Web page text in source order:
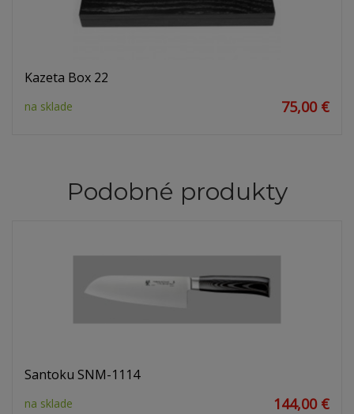
Kazeta Box 22
na sklade 75,00 €
Podobné produkty
Santoku SNM-1114
na sklade 144,00 €